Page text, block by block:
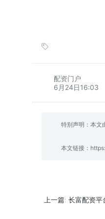
配资门户
6月24日16:03
特别声明：本文
本文链接：
上一篇: 长富配资平